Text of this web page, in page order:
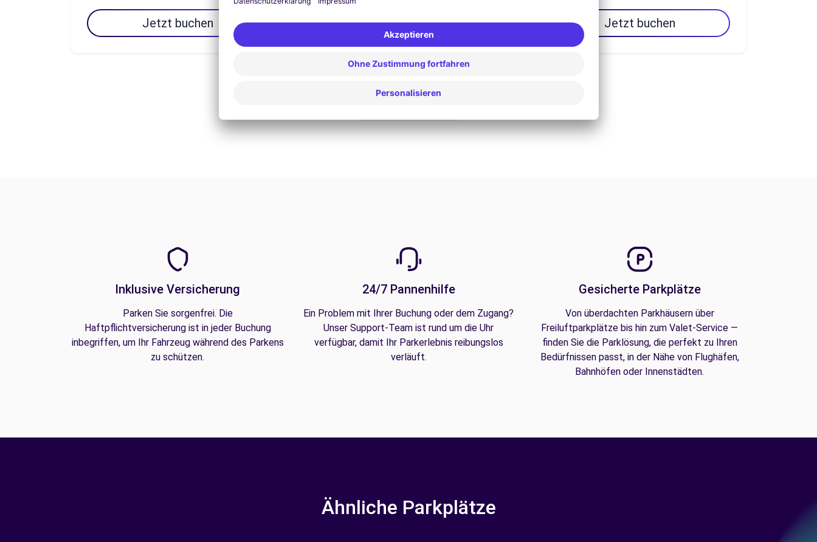
Jetzt buchen Jetzt buchen Jetzt buchen
Inklusive Versicherung
Parken Sie sorgenfrei. Die
Haftpflichtversicherung ist in jeder Buchung
inbegriffen, um Ihr Fahrzeug während des Parkens
zu schützen.
24/7 Pannenhilfe
Ein Problem mit Ihrer Buchung oder dem Zugang?
Unser Support-Team ist rund um die Uhr
verfügbar, damit Ihr Parkerlebnis reibungslos
verläuft.
Gesicherte Parkplätze
Von überdachten Parkhäusern über
Freiluftparkplätze bis hin zum Valet-Service —
finden Sie die Parklösung, die perfekt zu Ihren
Bedürfnissen passt, in der Nähe von Flughäfen,
Bahnhöfen oder Innenstädten.
Ähnliche Parkplätze